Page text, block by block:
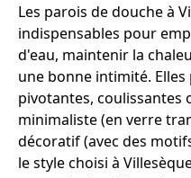
Les parois de douche à
indispensables pour
d'eau, maintenir la
une bonne intimité.
pivotantes, coulissantes
minimaliste (en verre
décoratif (avec des
le style choisi à